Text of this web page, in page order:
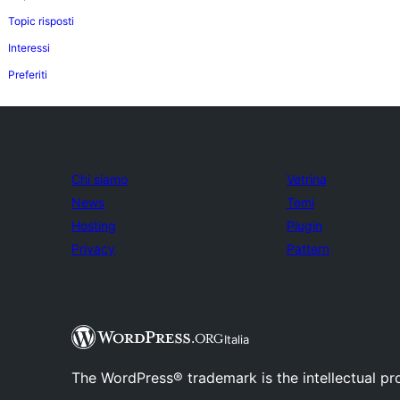
Topic risposti
Interessi
Preferiti
Chi siamo
News
Hosting
Privacy
Vetrina
Temi
Plugin
Pattern
Italia
The WordPress® trademark is the intellectual